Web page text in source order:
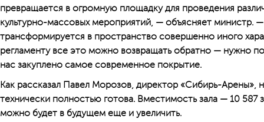
превращается в огромную площадку для проведения
культурно-массовых мероприятий, — объясняет министр.
трансформируется в пространство совершенно иного
регламенту все это можно возвращать обратно — нужно
нас закуплено самое современное покрытие.
Как рассказал Павел Морозов, директор «Сибирь-Арены»,
технически полностью готова. Вместимость зала — 10 587
можно будет в будущем еще и увеличить.